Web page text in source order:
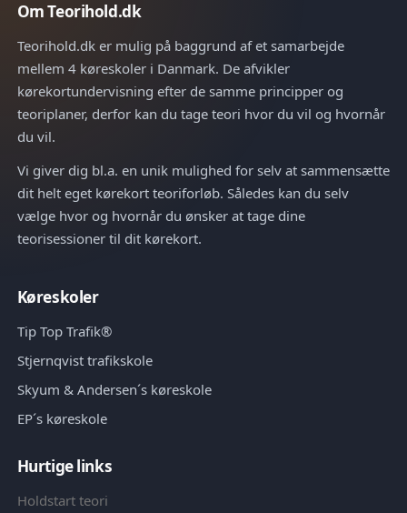
Om Teorihold.dk
Teorihold.dk er mulig på baggrund af et samarbejde
mellem 4 køreskoler i Danmark. De afvikler
kørekortundervisning efter de samme principper og
teoriplaner, derfor kan du tage teori hvor du vil og hvornår
du vil.
Vi giver dig bl.a. en unik mulighed for selv at sammensætte
dit helt eget kørekort teoriforløb. Således kan du selv
vælge hvor og hvornår du ønsker at tage dine
teorisessioner til dit kørekort.
Køreskoler
Tip Top Trafik®
Stjernqvist trafikskole
Skyum & Andersen´s køreskole
EP´s køreskole
Hurtige links
Holdstart teori